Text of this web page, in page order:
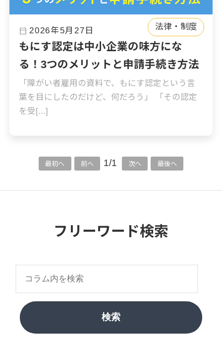
calendar_today 2026年5月27日
もにす認定は中小企業の味方にな
る！3つのメリットと申請手続き方法
「障がい者雇用の資料で、もにす認定という言
葉を目にしたのだけど、何だろう」 「その認定
を受[...]
法律・制度
最初へ 前へ 1/1 次へ 最後へ
フリーワード検索
検索